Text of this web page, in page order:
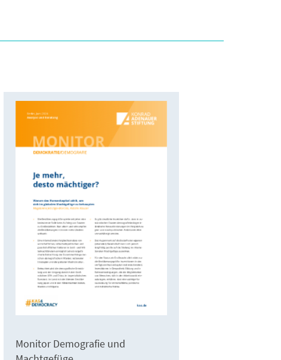
Monitor Demografie und